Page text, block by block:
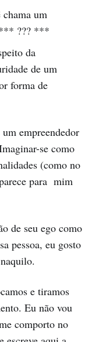
um
*** ??? ***
da
de um
forma de
empreendedor
se como
(como no
para mim
de seu ego como
pessoa, eu gosto
e tiramos
Eu não vou
comporto no